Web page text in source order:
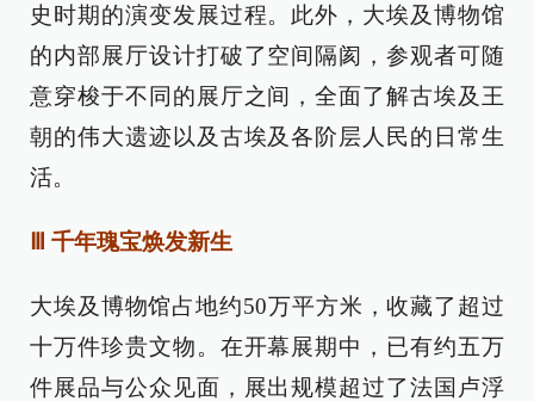
史时期的演变发展过程。此外，大埃及博物馆
的内部展厅设计打破了空间隔阂，参观者可随
意穿梭于不同的展厅之间，全面了解古埃及王
朝的伟大遗迹以及古埃及各阶层人民的日常生
活。
Ⅲ 千年瑰宝焕发新生
大埃及博物馆占地约50万平方米，收藏了超过
十万件珍贵文物。在开幕展期中，已有约五万
件展品与公众见面，展出规模超过了法国卢浮